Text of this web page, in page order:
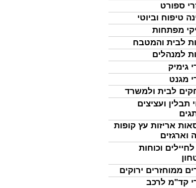
ספורט
טיפוח וביוטי
מפתחות
לבית והמטבח
למנהלים
גימיק
מגנט
לבית ולמשרד
תבלין ועציצים
אריזות עץ קופות
וארגזים
לחיילים וכוחות
ממוחזרים ירוקים
קד"מ לרכב